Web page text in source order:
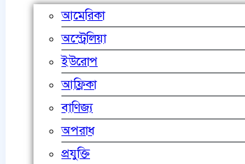
আমেরিকা
অস্ট্রেলিয়া
ইউরোপ
আফ্রিকা
বাণিজ্য
অপরাধ
প্রযুক্তি